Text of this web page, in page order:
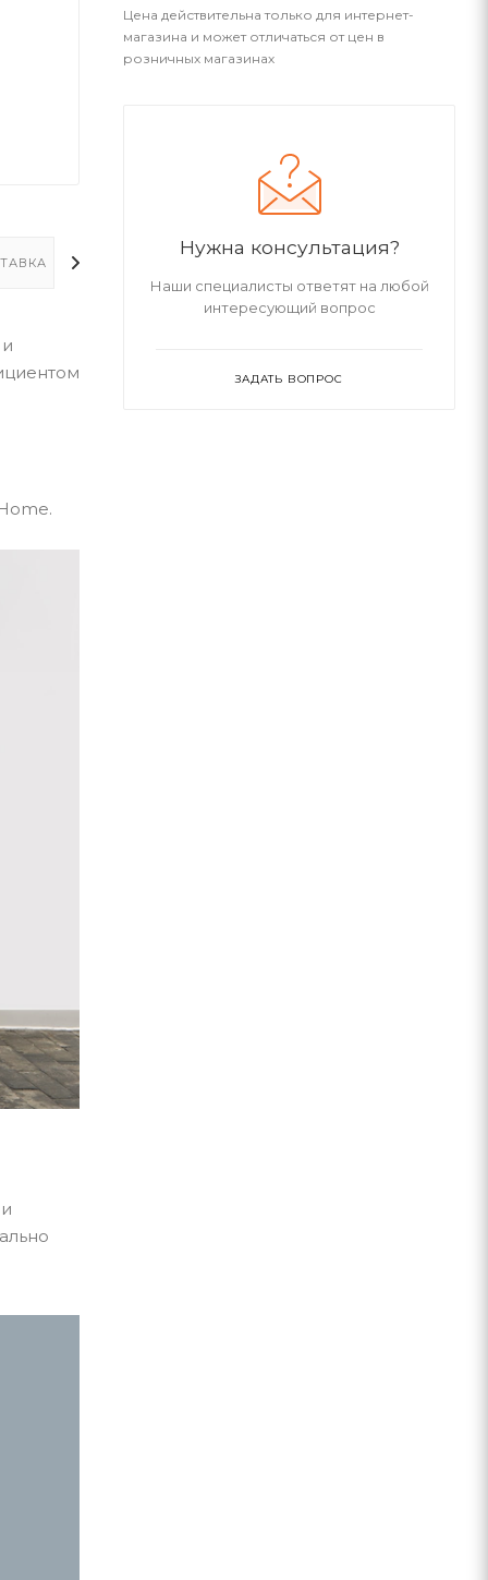
Цена действительна только для интернет-
магазина и может отличаться от цен в
розничных магазинах
Нужна консультация?
Наши специалисты ответят на любой
интересующий вопрос
ЗАДАТЬ ВОПРОС